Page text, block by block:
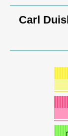
Carl